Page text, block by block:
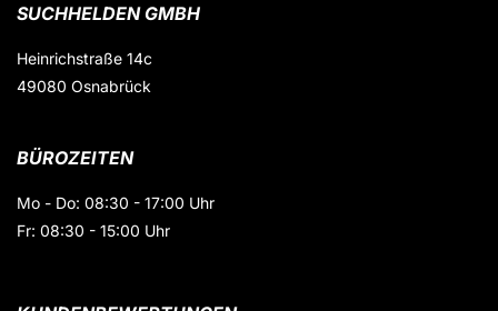
SUCHHELDEN GMBH
Heinrichstraße 14c
49080 Osnabrück
BÜROZEITEN
Mo - Do: 08:30 - 17:00 Uhr
Fr: 08:30 - 15:00 Uhr